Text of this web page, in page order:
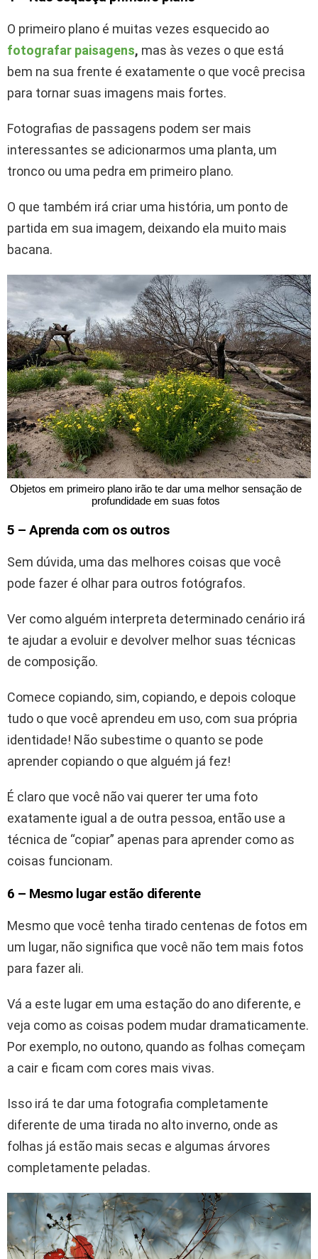
O primeiro plano é muitas vezes esquecido ao
fotografar paisagens, mas às vezes o que está
bem na sua frente é exatamente o que você precisa
para tornar suas imagens mais fortes.
Fotografias de passagens podem ser mais
interessantes se adicionarmos uma planta, um
tronco ou uma pedra em primeiro plano.
O que também irá criar uma história, um ponto de
partida em sua imagem, deixando ela muito mais
bacana.
profundidade em suas fotos
5 – Aprenda com os outros
Sem dúvida, uma das melhores coisas que você
pode fazer é olhar para outros fotógrafos.
Ver como alguém interpreta determinado cenário irá
te ajudar a evoluir e devolver melhor suas técnicas
de composição.
Comece copiando, sim, copiando, e depois coloque
tudo o que você aprendeu em uso, com sua própria
identidade! Não subestime o quanto se pode
aprender copiando o que alguém já fez!
É claro que você não vai querer ter uma foto
exatamente igual a de outra pessoa, então use a
técnica de “copiar” apenas para aprender como as
coisas funcionam.
6 – Mesmo lugar estão diferente
Mesmo que você tenha tirado centenas de fotos em
um lugar, não significa que você não tem mais fotos
para fazer ali.
Vá a este lugar em uma estação do ano diferente, e
veja como as coisas podem mudar dramaticamente.
Por exemplo, no outono, quando as folhas começam
a cair e ficam com cores mais vivas.
Isso irá te dar uma fotografia completamente
diferente de uma tirada no alto inverno, onde as
folhas já estão mais secas e algumas árvores
completamente peladas.